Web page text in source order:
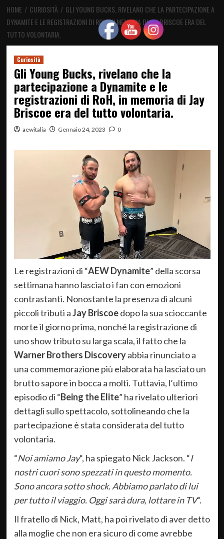
HOME CURIOSITÀ
GLI YOUNG BUCKS, RIVELANO CHE LA PARTECIPAZIONE A
DYNAMITE E LE REGISTRAZIONI DI ROH, IN MEMORIA DI JAY BRISCOE ERA DEL
TUTTO VOLONTARIA.
Curiosità
Gli Young Bucks, rivelano che la
partecipazione a Dynamite e le
registrazioni di RoH, in memoria di Jay
Briscoe era del tutto volontaria.
aewitalia Gennaio 24, 2023 0
Le registrazioni di “AEW Dynamite” della scorsa
settimana hanno lasciato i fan con emozioni
contrastanti. Nonostante la presenza di alcuni
piccoli tributi aJay Briscoedopo la sua scioccante
morte il giorno prima, nonché la registrazione di
uno show tributo su larga scala, il fatto che la
Warner Brothers Discoveryabbia rinunciato a
una commemorazione più elaborata ha lasciato un
brutto sapore in bocca a molti. Tuttavia, l’ultimo
episodio di “Being the Elite” ha rivelato ulteriori
dettagli sullo spettacolo, sottolineando che la
partecipazione è stata considerata del tutto
volontaria.
“Noi amiamo Jay“, ha spiegato Nick Jackson. “I
nostri cuori sono spezzati in questo momento.
Sono ancora sotto shock. Abbiamo parlato di lui
per tutto il viaggio. Oggi sarà dura, lottare in TV“.
Il fratello di Nick, Matt, ha poi rivelato di aver detto
alla moglie che non era sicuro di come avrebbe